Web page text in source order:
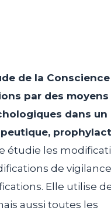
de la Conscience
par des moyens
dans un
étudie les
de
Elle utilise
aussi toutes les